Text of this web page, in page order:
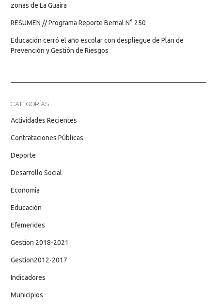
zonas de La Guaira
RESUMEN // Programa Reporte Bernal N° 250
Educación cerró el año escolar con despliegue de Plan de
Prevención y Gestión de Riesgos
CATEGORÍAS
Actividades Recientes
Contrataciones Públicas
Deporte
Desarrollo Social
Economía
Educación
Efemerides
Gestion 2018-2021
Gestion2012-2017
Indicadores
Municipios